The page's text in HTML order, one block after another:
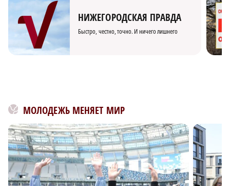
НИЖЕГОРОДСКАЯ ПРАВДА
Быстро, честно, точно. И ничего лишнего
МОЛОДЕЖЬ МЕНЯЕТ МИР